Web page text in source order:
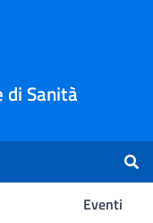
Sanità
Eventi